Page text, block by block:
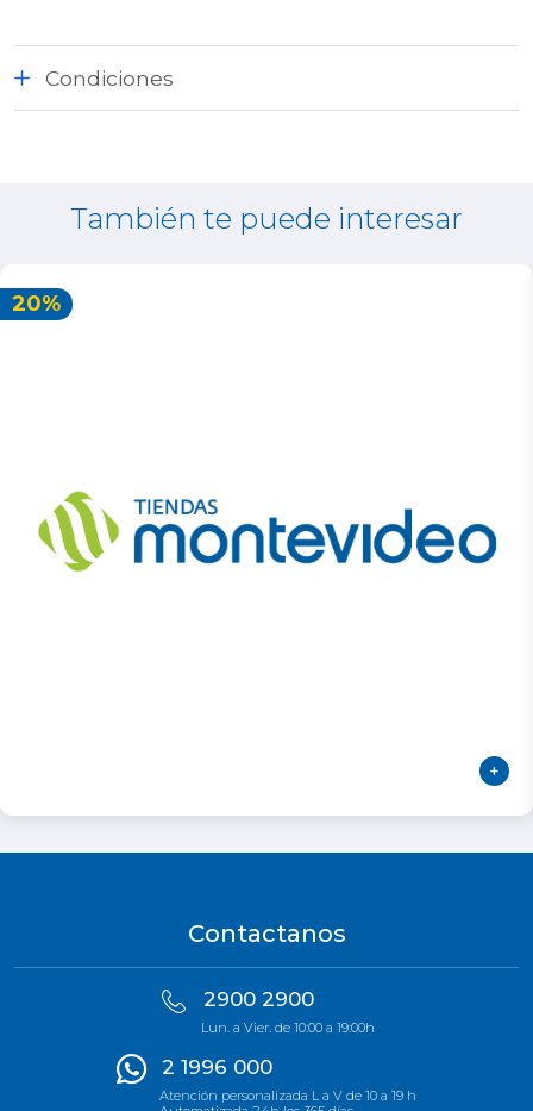
Condiciones
También te puede interesar
20%
Contactanos
2900 2900
Lun. a Vier. de 10:00 a 19:00h
2 1996 000
Atención personalizada L a V de 10 a 19 h